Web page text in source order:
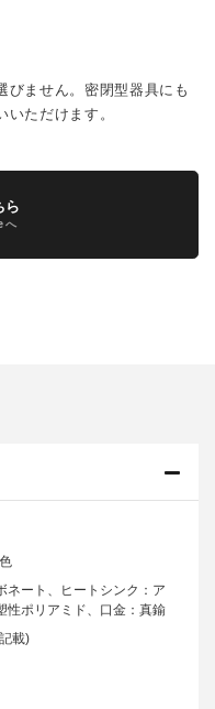
びません。密閉型器具にも
ただけます。
ら
へ
ネート、ヒートシンク：ア
性ポリアミド、口金：真鍮
載)